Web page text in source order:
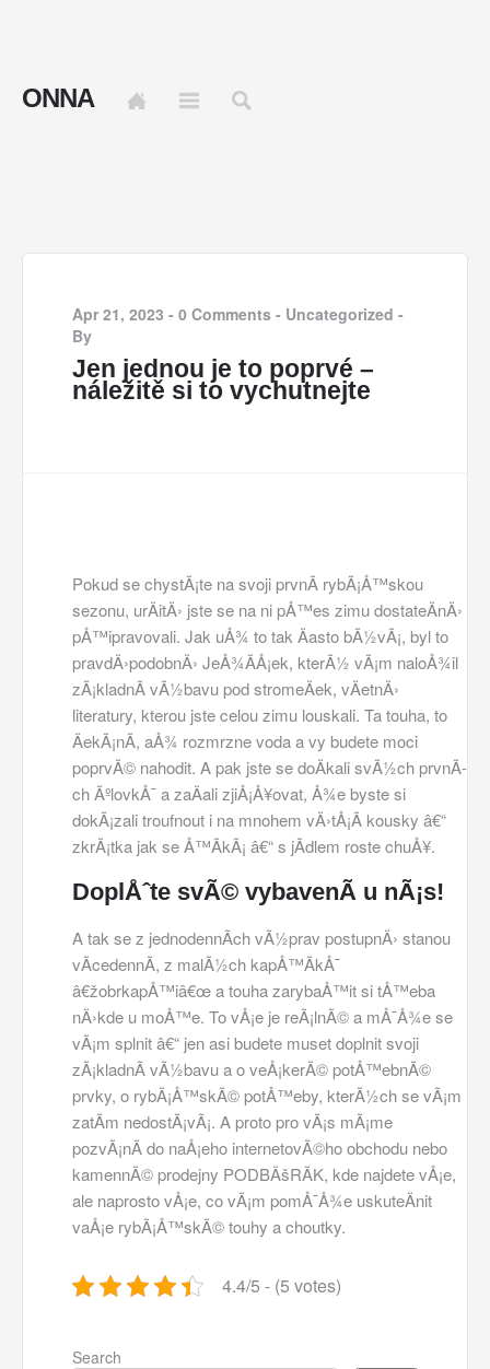
ONNA
Apr 21, 2023 - 0 Comments - Uncategorized -
By
Jen jednou je to poprvé –
náležitě si to vychutnejte
Pokud se chystÃ¡te na svoji prvnÃ­ rybÃ¡Å™skou
sezonu, urÄitÄ› jste se na ni pÅ™es zimu dostateÄnÄ›
pÅ™ipravovali. Jak uÅ¾ to tak Äasto bÃ½vÃ¡, byl to
pravdÄ›podobnÄ› JeÅ¾Ã­Å¡ek, kterÃ½ vÃ¡m naloÅ¾il
zÃ¡kladnÃ­ vÃ½bavu pod stromeÄek, vÄetnÄ›
literatury, kterou jste celou zimu louskali. Ta touha, to
ÄekÃ¡nÃ­, aÅ¾ rozmrzne voda a vy budete moci
poprvÃ© nahodit. A pak jste se doÄkali svÃ½ch prvnÃ­
ch ÃºlovkÅ¯ a zaÄali zjiÅ¡Å¥ovat, Å¾e byste si
dokÃ¡zali troufnout i na mnohem vÄ›tÅ¡Ã­ kousky â€“
zkrÃ¡tka jak se Å™Ã­kÃ¡ â€“ s jÃ­dlem roste chuÅ¥.
DoplÅˆte svÃ© vybavenÃ­ u nÃ¡s!
A tak se z jednodennÃ­ch vÃ½prav postupnÄ› stanou
vÃ­cedennÃ­, z malÃ½ch kapÅ™Ã­kÅ¯
â€žobrkapÅ™iâ€œ a touha zarybaÅ™it si tÅ™eba
nÄ›kde u moÅ™e. To vÅ¡e je reÃ¡lnÃ© a mÅ¯Å¾e se
vÃ¡m splnit â€“ jen asi budete muset doplnit svoji
zÃ¡kladnÃ­ vÃ½bavu a o veÅ¡kerÃ© potÅ™ebnÃ©
prvky, o rybÃ¡Å™skÃ© potÅ™eby, kterÃ½ch se vÃ¡m
zatÃ­m nedostÃ¡vÃ¡. A proto pro vÃ¡s mÃ¡me
pozvÃ¡nÃ­ do naÅ¡eho internetovÃ©ho obchodu nebo
kamennÃ© prodejny PODBÄšRÃK, kde najdete vÅ¡e,
ale naprosto vÅ¡e, co vÃ¡m pomÅ¯Å¾e uskuteÄnit
vaÅ¡e rybÃ¡Å™skÃ© touhy a choutky.
4.4/5 - (5 votes)
Search